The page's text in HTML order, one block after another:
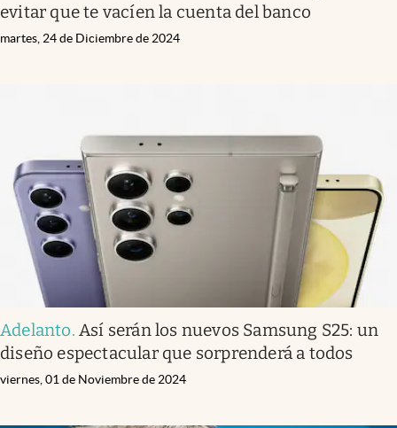
evitar que te vacíen la cuenta del banco
martes, 24 de Diciembre de 2024
Adelanto.Así serán los nuevos Samsung S25: un
diseño espectacular que sorprenderá a todos
viernes, 01 de Noviembre de 2024